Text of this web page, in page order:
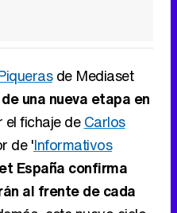
de Mediaset
una nueva etapa en
el fichaje deCarlos
de 'Informativos
España confirma
al frente de cada